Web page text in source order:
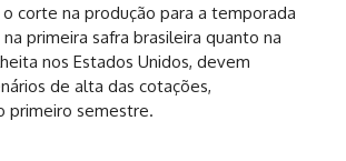
corte na produção para a temporada
primeira safra brasileira quanto na
nos Estados Unidos, devem
de alta das cotações,
primeiro semestre.